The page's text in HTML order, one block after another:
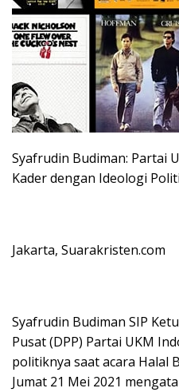
Syafrudin Budiman: Partai
Kader dengan Ideologi
Jakarta, Suarakristen.com
Syafrudin Budiman SIP
Pusat (DPP) Partai UKM
politiknya saat acara Halal
Jumat 21 Mei 2021